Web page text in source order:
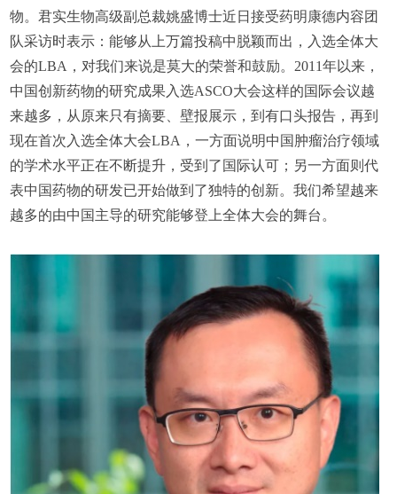
物。君实生物高级副总裁姚盛博士近日接受药明康德内容团
队采访时表示：能够从上万篇投稿中脱颖而出，入选全体大
会的LBA，对我们来说是莫大的荣誉和鼓励。2011年以来，
中国创新药物的研究成果入选ASCO大会这样的国际会议越
来越多，从原来只有摘要、壁报展示，到有口头报告，再到
现在首次入选全体大会LBA，一方面说明中国肿瘤治疗领域
的学术水平正在不断提升，受到了国际认可；另一方面则代
表中国药物的研发已开始做到了独特的创新。我们希望越来
越多的由中国主导的研究能够登上全体大会的舞台。